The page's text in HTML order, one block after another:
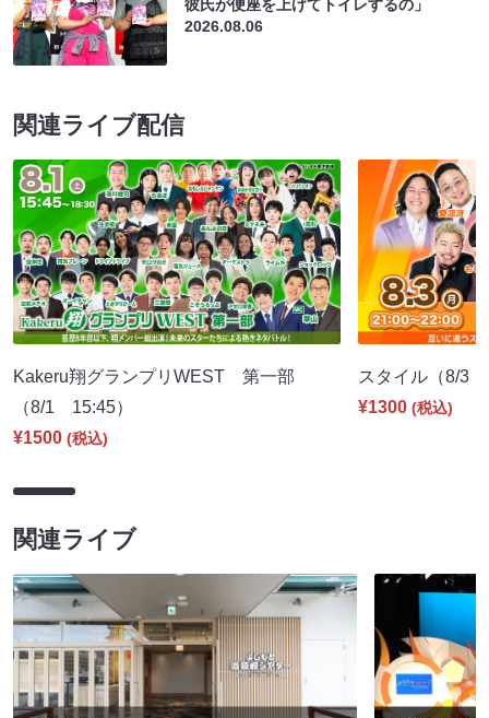
彼氏が便座を上げてトイレするの」
2026.08.06
関連ライブ配信
Kakeru翔グランプリWEST 第一部
（8/1 15:45）
¥1500 (税込)
スタイル（8/3
¥1300 (税込)
関連ライブ